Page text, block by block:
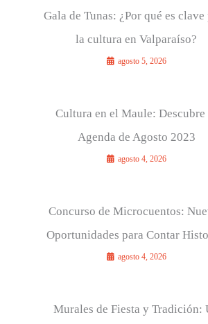
Gala de Tunas: ¿Por qué es clave
la cultura en Valparaíso?
agosto 5, 2026
Cultura en el Maule: Descubre
Agenda de Agosto 2023
agosto 4, 2026
Concurso de Microcuentos:
Oportunidades para Contar
agosto 4, 2026
Murales de Fiesta y Tradición: